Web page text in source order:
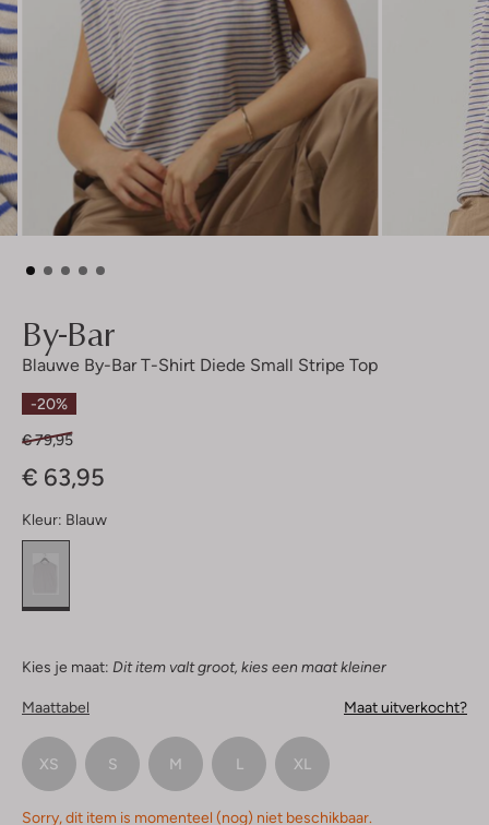
By-Bar
Blauwe By-Bar T-Shirt Diede Small Stripe Top
-20%
€ 79,95
€ 63,95
Kleur: Blauw
Kies je maat: Dit item valt groot, kies een maat kleiner
Maattabel Maat uitverkocht?
XS S M L XL
Sorry, dit item is momenteel (nog) niet beschikbaar.